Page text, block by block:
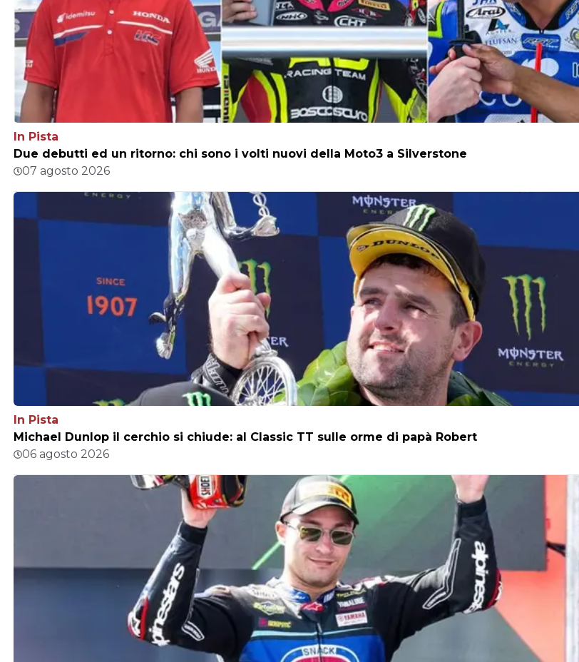
In Pista
Due debutti ed un ritorno: chi sono i volti nuovi della Moto3 a Silverstone
07 agosto 2026
In Pista
Michael Dunlop il cerchio si chiude: al Classic TT sulle orme di papà Robert
06 agosto 2026